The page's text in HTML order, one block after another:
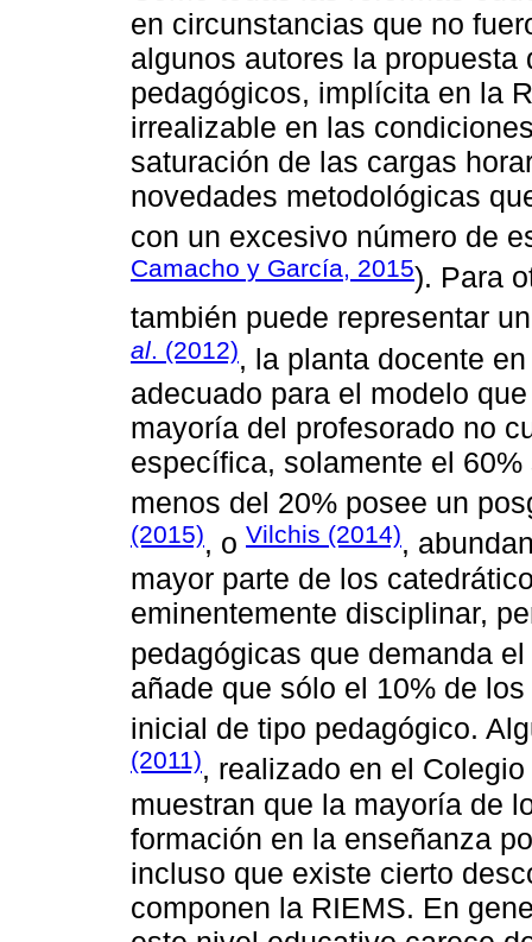
en circunstancias que no
algunos autores la
pedagógicos, implícita en la
irrealizable en las
saturación de las cargas
novedades metodológicas
con un excesivo número de
Camacho y García, 2015). Para
también puede representar
al. (2012), la planta docente
adecuado para el modelo
mayoría del profesorado no
específica, solamente el
menos del 20% posee un
(2015), o Vilchis (2014),
mayor parte de los
eminentemente disciplinar,
pedagógicas que demanda
añade que sólo el 10% de
inicial de tipo pedagógico.
(2011), realizado en el
muestran que la mayoría de
formación en la enseñanza
incluso que existe cierto
componen la RIEMS. En